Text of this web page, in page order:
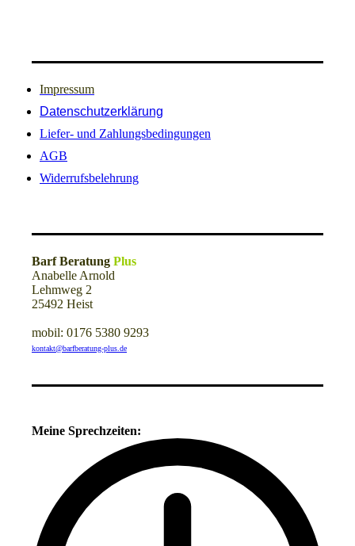
Impressum
Datenschutzerklärung
Liefer- und Zahlungsbedingungen
AGB
Widerrufsbelehrung
Barf Beratung Plus
Anabelle Arnold
Lehmweg 2
25492 Heist
mobil: 0176 5380 9293
kontakt@barfberatung-plus.de
Meine Sprechzeiten: